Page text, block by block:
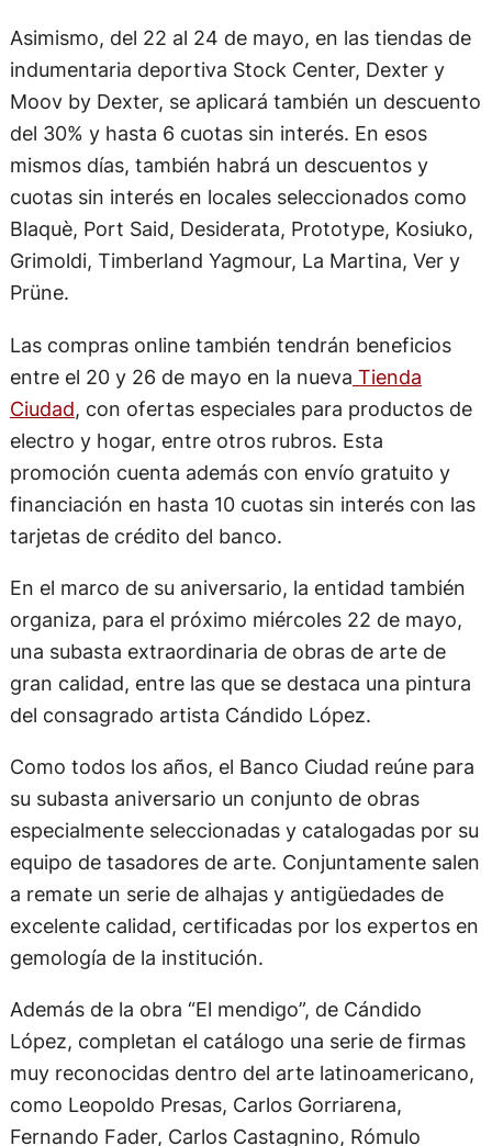
Asimismo, del 22 al 24 de mayo, en las tiendas de
indumentaria deportiva Stock Center, Dexter y
Moov by Dexter, se aplicará también un descuento
del 30% y hasta 6 cuotas sin interés. En esos
mismos días, también habrá un descuentos y
cuotas sin interés en locales seleccionados como
Blaquè, Port Said, Desiderata, Prototype, Kosiuko,
Grimoldi, Timberland Yagmour, La Martina, Ver y
Prüne.
Las compras online también tendrán beneficios
entre el 20 y 26 de mayo en la nueva Tienda
Ciudad, con ofertas especiales para productos de
electro y hogar, entre otros rubros. Esta
promoción cuenta además con envío gratuito y
financiación en hasta 10 cuotas sin interés con las
tarjetas de crédito del banco.
En el marco de su aniversario, la entidad también
organiza, para el próximo miércoles 22 de mayo,
una subasta extraordinaria de obras de arte de
gran calidad, entre las que se destaca una pintura
del consagrado artista Cándido López.
Como todos los años, el Banco Ciudad reúne para
su subasta aniversario un conjunto de obras
especialmente seleccionadas y catalogadas por su
equipo de tasadores de arte. Conjuntamente salen
a remate un serie de alhajas y antigüedades de
excelente calidad, certificadas por los expertos en
gemología de la institución.
Además de la obra “El mendigo”, de Cándido
López, completan el catálogo una serie de firmas
muy reconocidas dentro del arte latinoamericano,
como Leopoldo Presas, Carlos Gorriarena,
Fernando Fader, Carlos Castagnino, Rómulo